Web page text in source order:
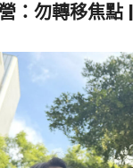
：勿轉移焦點